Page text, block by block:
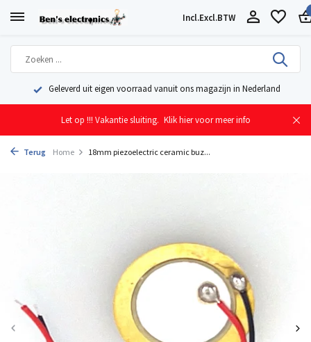
Incl.Excl.BTW
Geleverd uit eigen voorraad vanuit ons magazijn in Nederland
Let op !!! Vakantie sluiting. Klik hier voor meer info
Terug Home 18mm piezoelectric ceramic buz...